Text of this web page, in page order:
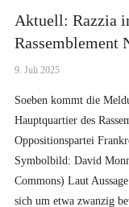
Aktuell: Razzia
Rassemblement
9. Juli 2025
Soeben kommt die
Hauptquartier des
Oppositionspartei
Symbolbild: David
Commons) Laut
sich um etwa zwanzig